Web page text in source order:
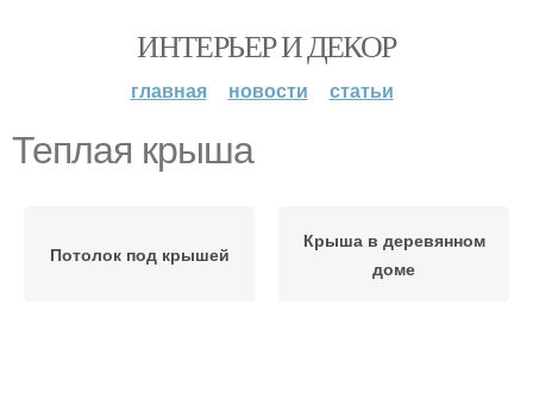
ИНТЕРЬЕР И ДЕКОР
главная новости статьи
Теплая крыша
Потолок под крышей
Крыша в деревянном
доме